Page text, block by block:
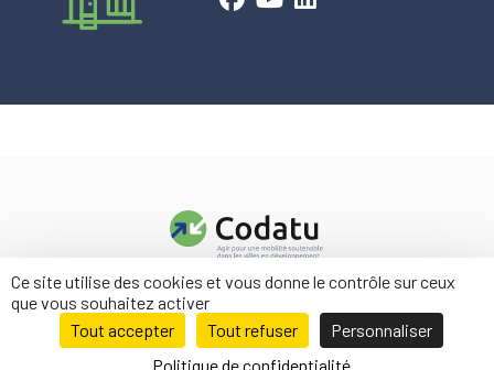
Mentions légales
Ce site utilise des cookies et vous donne le contrôle sur ceux
que vous souhaitez activer
Tout accepter
Tout refuser
Personnaliser
Politique de confidentialité